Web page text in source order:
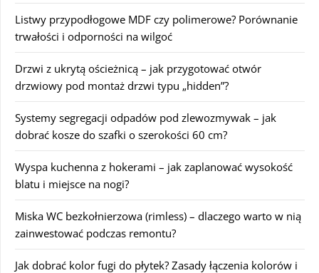
Listwy przypodłogowe MDF czy polimerowe? Porównanie
trwałości i odporności na wilgoć
Drzwi z ukrytą ościeżnicą – jak przygotować otwór
drzwiowy pod montaż drzwi typu „hidden”?
Systemy segregacji odpadów pod zlewozmywak – jak
dobrać kosze do szafki o szerokości 60 cm?
Wyspa kuchenna z hokerami – jak zaplanować wysokość
blatu i miejsce na nogi?
Miska WC bezkołnierzowa (rimless) – dlaczego warto w nią
zainwestować podczas remontu?
Jak dobrać kolor fugi do płytek? Zasady łączenia kolorów i